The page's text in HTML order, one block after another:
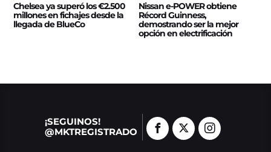
Chelsea ya superó los €2.500
millones en fichajes desde la
llegada de BlueCo
Nissan e‑POWER obtiene
Récord Guinness,
demostrando ser la mejor
opción en electrificación
¡SEGUINOS!
@MKTREGISTRADO